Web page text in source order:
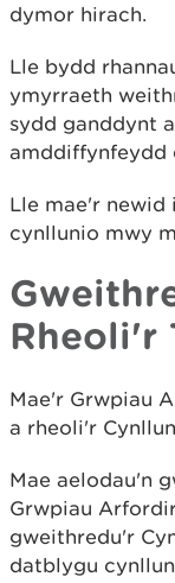
dymor hirach.
Lle bydd
ymyrraeth
sydd ganddynt
amddiffynfeydd
Lle mae'r newid
cynllunio mwy
Rheoli'r
Mae'r Grwpiau
a rheoli'r
Mae aelodau'n
Grwpiau
gweithredu'r
datblygu